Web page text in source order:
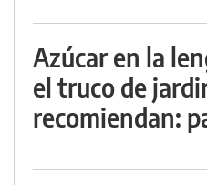
Azúcar en la
el truco de
recomiendan: